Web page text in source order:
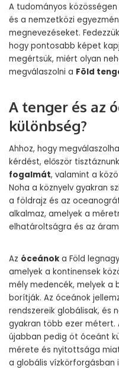
A tudományos
és a nemzetközi
megnevezéseket.
hogy pontosabb képet
megértsük, miért olyan
megválaszolni a Föld
A tenger és az
különbség?
Ahhoz, hogy
kérdést, először
fogalmát, valamint a
Noha a köznyelv gyakran
a földrajz és az
alkalmaz, amelyek a
elhatároltságra és az
Az óceánok a Föld
amelyek a kontinensek
mély medencék, melyek a
borítják. Az óceánok
rendszereik globálisak, és
gyakran több ezer métert.
újabban pedig öt óceánt
mérete és nyitottsága
a globális vízkörforgásban